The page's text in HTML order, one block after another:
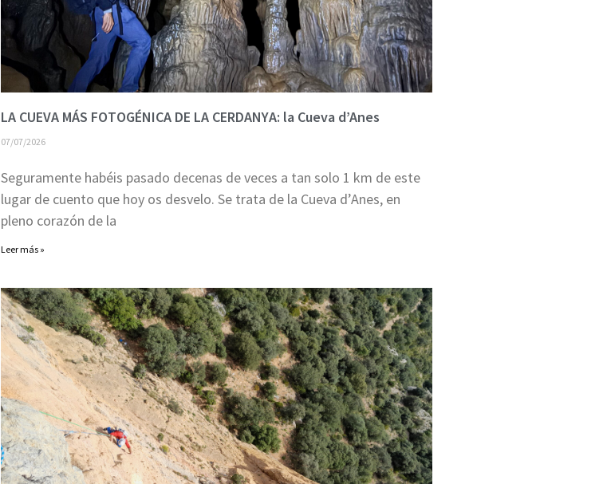
LA CUEVA MÁS FOTOGÉNICA DE LA CERDANYA: la Cueva d’Anes
07/07/2026
Seguramente habéis pasado decenas de veces a tan solo 1 km de este
lugar de cuento que hoy os desvelo. Se trata de la Cueva d’Anes, en
pleno corazón de la
Leer más »